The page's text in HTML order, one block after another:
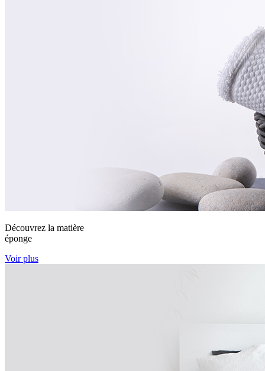
Découvrez la matière
éponge
Voir plus